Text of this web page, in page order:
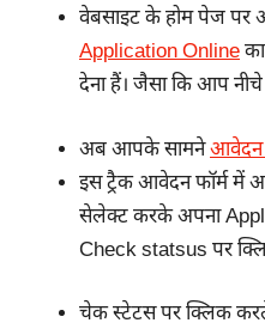
वेबसाइट के होम पेज पर
Application Online
देना हैं। जैसा कि आप
अब आपके सामनेआवेदन
इस ट्रैक आवेदन फॉर्म में
सेलेक्ट करके अपना
Check statsus पर
चेक स्टेटस पर क्लिक